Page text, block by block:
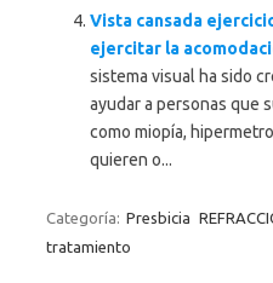
Vista cansada
ejercitar la
sistema visual ha sido
ayudar a personas que
como miopía,
quieren o...
Categoría: Presbicia
tratamiento